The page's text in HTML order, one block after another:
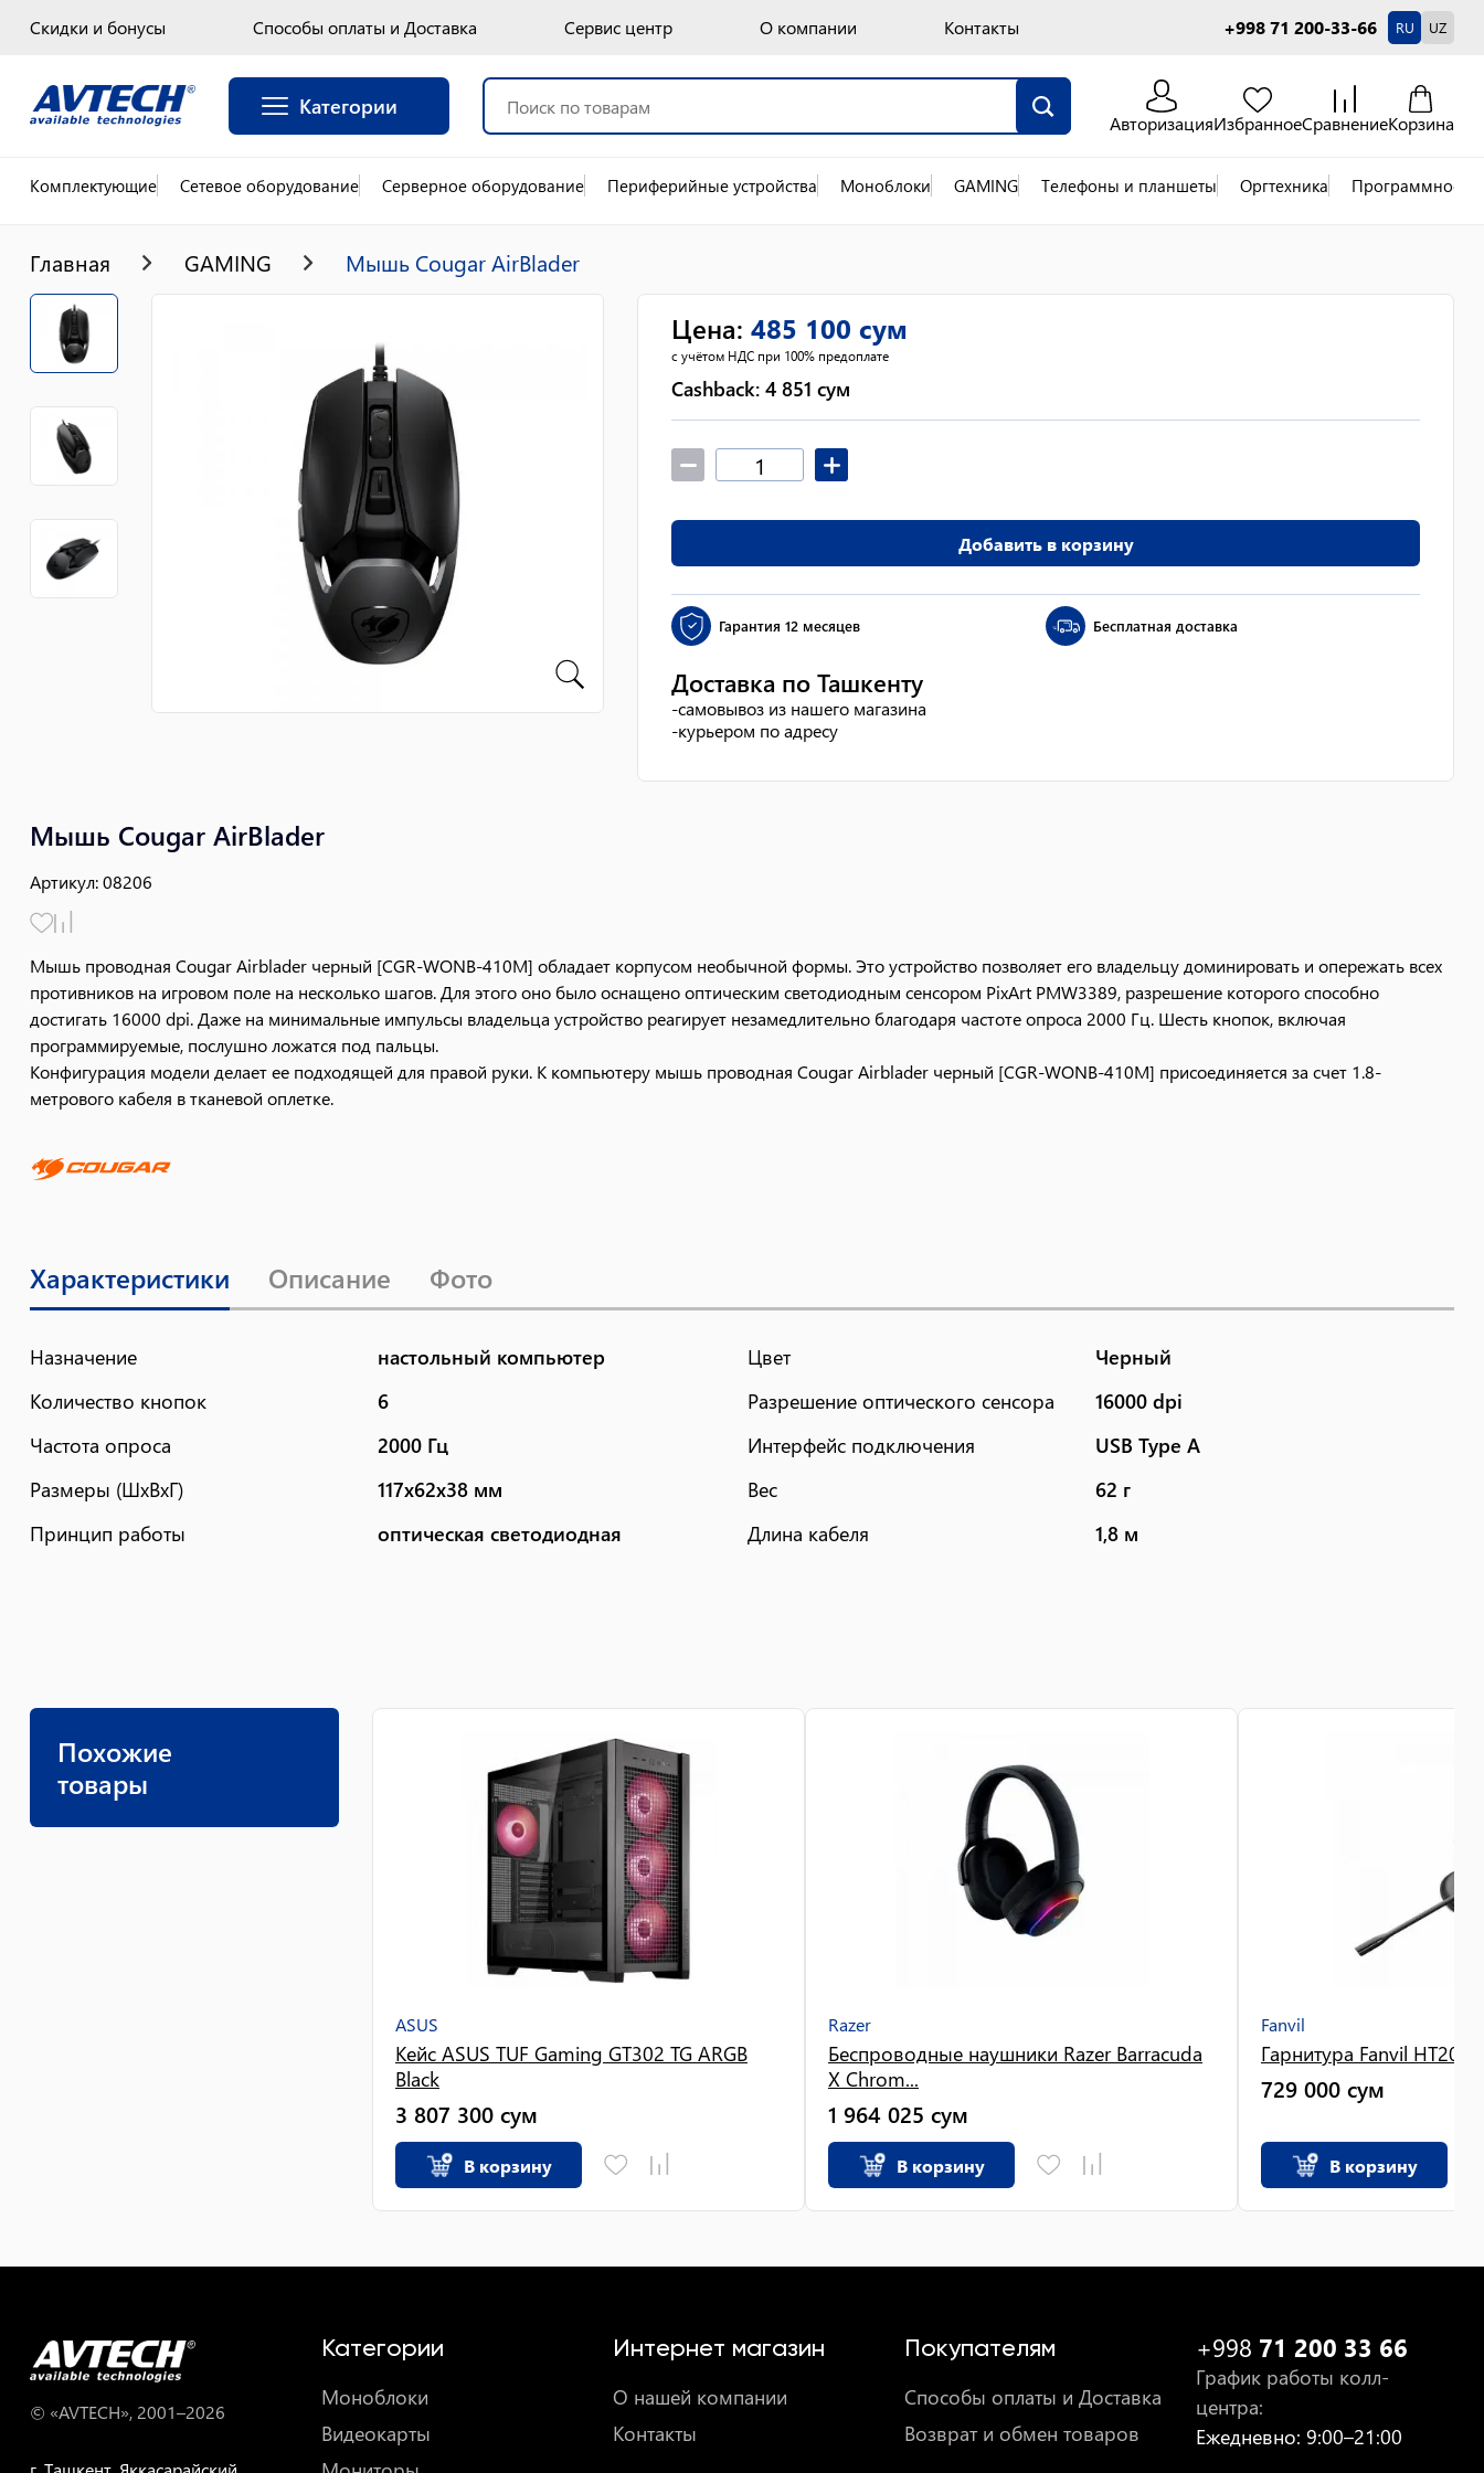
Скидки и бонусы Способы оплаты и Доставка Сервис центр О компании Контакты +998 71 200-33-66 RU UZ
Категории
АвторизацияИзбранноеСравнениеКорзина
Комплектующие Сетевое оборудование Серверное оборудование Периферийные устройства Моноблоки GAMING Телефоны и планшеты Оргтехника Программное
Главная GAMING Мышь Cougar AirBlader
Мышь Cougar AirBlader
Артикул:08206
Мышь проводная Cougar Airblader черный [CGR-WONB-410M] обладает корпусом необычной формы. Это устройство позволяет его владельцу доминировать и опережать всех
противников на игровом поле на несколько шагов. Для этого оно было оснащено оптическим светодиодным сенсором PixArt PMW3389, разрешение которого способно
достигать 16000 dpi. Даже на минимальные импульсы владельца устройство реагирует незамедлительно благодаря частоте опроса 2000 Гц. Шесть кнопок, включая
программируемые, послушно ложатся под пальцы.
Конфигурация модели делает ее подходящей для правой руки. К компьютеру мышь проводная Cougar Airblader черный [CGR-WONB-410M] присоединяется за счет 1.8-
метрового кабеля в тканевой оплетке.
Цена: 485 100 сум
с учётом НДС при 100% предоплате
Cashback: 4 851 сум
Добавить в корзину
Гарантия 12 месяцев Бесплатная доставка
Доставка по Ташкенту
-самовывоз из нашего магазина
-курьером по адресу
Характеристики Описание Фото
Назначение настольный компьютер Цвет
Черный
Количество кнопок
6 Разрешение оптического сенсора
16000 dpi
Частота опроса
2000 Гц Интерфейс подключения
USB Type A
Размеры (ШxВxГ)
117x62x38 мм Вес
62 г
Принцип работы
оптическая светодиодная Длина кабеля 1,8 м
Похожие
товары
ASUS
Кейс ASUS TUF Gaming GT302 TG ARGB
Black
3 807 300 сум
В корзину
Razer
Беспроводные наушники Razer Barracuda
X Chrom...
1 964 025 сум
В корзину
Fanvil
Гарнитура Fanvil HT202
729 000 сум
В корзину
© «AVTECH», 2001–2026
Категории
Моноблоки
Видеокарты
Интернет магазин
О нашей компании
Контакты
Покупателям
Способы оплаты и Доставка
Возврат и обмен товаров
+998 71 200 33 66
График работы колл-
центра:
Ежедневно: 9:00–21:00